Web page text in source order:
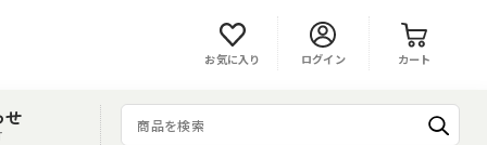
ログイン
お気に入り カート
せ